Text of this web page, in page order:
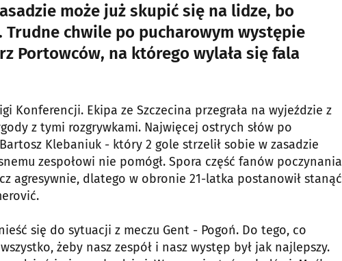
może już skupić się na lidze, bo
Trudne chwile po pucharowym występie
Portowców, na którego wylała się fala
Konferencji. Ekipa ze Szczecina przegrała na wyjeździe z
z tymi rozgrywkami. Najwięcej ostrych słów po
Klebaniuk - który 2 gole strzelił sobie w zasadzie
zespołowi nie pomógł. Spora część fanów poczynania
agresywnie, dlatego w obronie 21-latka postanowił stanąć
się do sytuacji z meczu Gent - Pogoń. Do tego, co
żeby nasz zespół i nasz występ był jak najlepszy.